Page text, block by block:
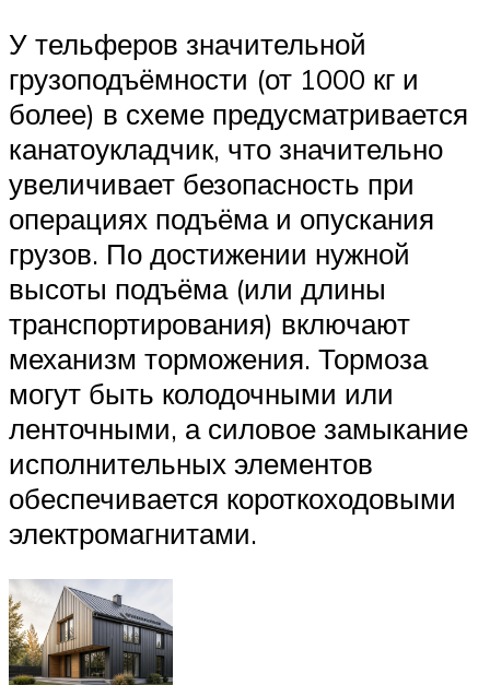
У тельферов значительной
грузоподъёмности (от 1000 кг и
более) в схеме предусматривается
канатоукладчик, что значительно
увеличивает безопасность при
операциях подъёма и опускания
грузов. По достижении нужной
высоты подъёма (или длины
транспортирования) включают
механизм торможения. Тормоза
могут быть колодочными или
ленточными, а силовое замыкание
исполнительных элементов
обеспечивается короткоходовыми
электромагнитами.